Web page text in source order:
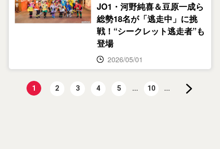
JO1・河野純喜＆豆原一成ら
総勢18名が「逃走中」に挑
戦！“シークレット逃走者”も
登場
2026/05/01
1 2 3 4 5 ... 10 ...